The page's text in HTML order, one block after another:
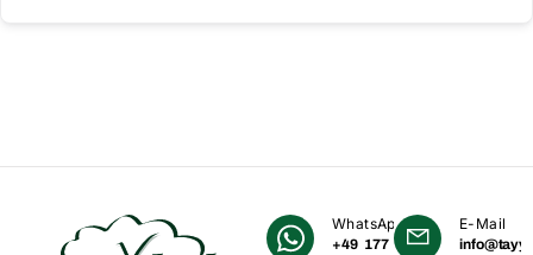
WhatsApp
+49 177
E-Mail